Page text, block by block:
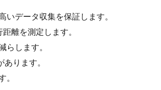
データ収集を保証します。
離を測定します。
します。
ります。